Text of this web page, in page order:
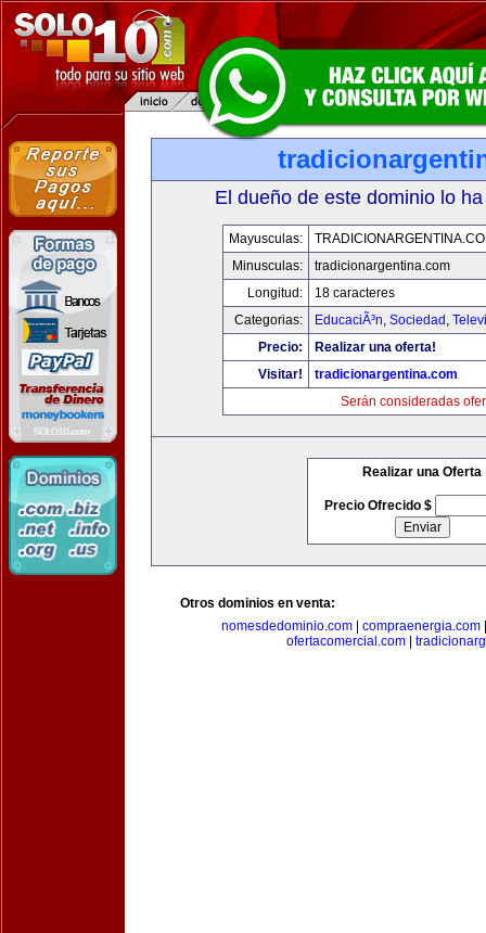
El dueño de este dominio lo
Mayusculas:
Minusculas:
tradicionargentina.com
Longitud:
18 caracteres
Categorias:
EducaciÃ³n, Sociedad ,
Precio:
Realizar una oferta!
Visitar!
tradicionargentina.com
Serán consideradas
Realizar una Oferta
Precio Ofrecido $
Otros dominios en venta:
nomesdedominio.com| compraenergia.com
ofertacomercial.com